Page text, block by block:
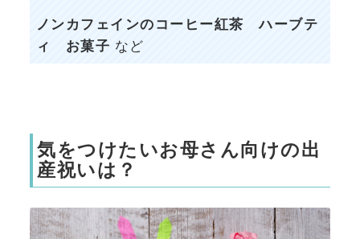
ノンカフェインのコーヒー紅茶 ハーブテ
ィ お菓子 など
気をつけたいお母さん向けの出
産祝いは？